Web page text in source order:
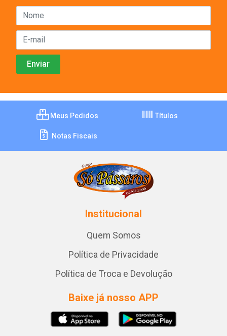
Meus Pedidos Títulos
Notas Fiscais
Institucional
Quem Somos
Política de Privacidade
Política de Troca e Devolução
Baixe já nosso APP